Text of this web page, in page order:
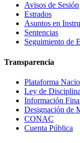
Avisos de Sesión
Estrados
Asuntos en
Sentencias
Seguimiento de
Transparencia
Plataforma
Ley de
Información
Designación de
CONAC
Cuenta Pública